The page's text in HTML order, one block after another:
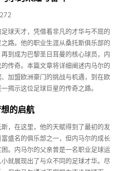
272
球天才，凭借着非凡的才华与不屈的
路。他的职业生涯从桑托斯俱乐部的
到成为巴黎圣日耳曼的核心球员，内
传奇。本篇文章将详细阐述内马尔的
加盟欧洲豪门的挑战与机遇，到在欧
揭示这位足球巨星的传奇之路。
的启航
，在这里，他的天赋得到了最初的发
盛名的俱乐部之一，但内马尔的成长
。内马尔的父亲曾是一名职业足球运
就展现出了与众不同的足球才华。尽